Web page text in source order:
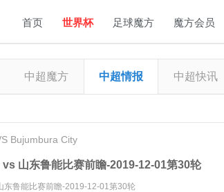
首页 世界杯 足球魔方 魔方会员
中超魔方 中超情报 中超快讯
Bujumbura City
vs 山东鲁能比赛前瞻-2019-12-01第30轮
东鲁能比赛前瞻-2019-12-01第30轮